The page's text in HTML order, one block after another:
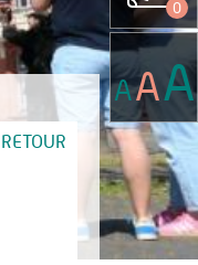
RETOUR
0
AAA